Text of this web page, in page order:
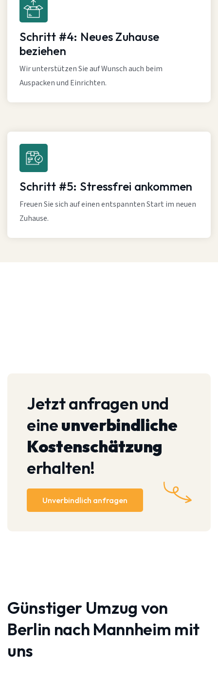
Schritt #4: Neues Zuhause
beziehen
Wir unterstützen Sie auf Wunsch auch beim
Auspacken und Einrichten.
Schritt #5: Stressfrei ankommen
Freuen Sie sich auf einen entspannten Start im neuen
Zuhause.
Jetzt anfragen und
eineunverbindliche
Kostenschätzung
erhalten!
Unverbindlich anfragen
Günstiger Umzug von
Berlin nach Mannheim mit
uns